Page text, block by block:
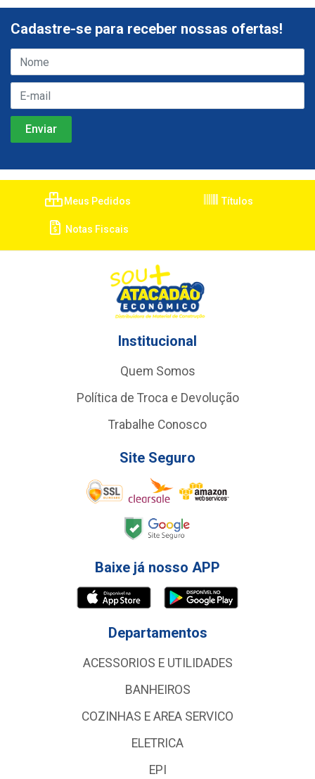
Cadastre-se para receber nossas ofertas!
Meus Pedidos Títulos
Notas Fiscais
Institucional
Quem Somos
Política de Troca e Devolução
Trabalhe Conosco
Site Seguro
Baixe já nosso APP
Departamentos
ACESSORIOS E UTILIDADES
BANHEIROS
COZINHAS E AREA SERVICO
ELETRICA
EPI